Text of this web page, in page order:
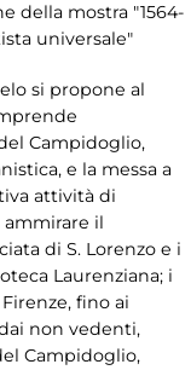
della mostra "1564-
universale"
si propone al
Campidoglio,
e la messa a
attività di
il
di S. Lorenzo e i
Laurenziana; i
fino ai
non vedenti,
Campidoglio,